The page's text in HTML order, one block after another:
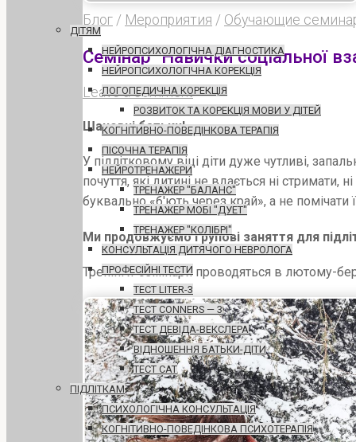
ДІТЯМ
НЕЙРОПСИХОЛОГІЧНА ДІАГНОСТИКА
НЕЙРОПСИХОЛОГІЧНА КОРЕКЦІЯ
ЛОГОПЕДИЧНА КОРЕКЦІЯ
РОЗВИТОК ТА КОРЕКЦІЯ МОВИ У ДІТЕЙ
КОГНІТИВНО-ПОВЕДІНКОВА ТЕРАПІЯ
ПІСОЧНА ТЕРАПІЯ
НЕЙРОТРЕНАЖЕРИ
ТРЕНАЖЕР "БАЛАНС"
ТРЕНАЖЕР МОБІ "ДУЕТ"
ТРЕНАЖЕР "КОЛІБРІ"
КОНСУЛЬТАЦІЯ ДИТЯЧОГО НЕВРОЛОГА
ПРОФЕСІЙНІ ТЕСТИ
ТЕСТ LITER-3
ТЕСТ CONNERS — 3
ТЕСТ ДЕВІДА-ВЕКСЛЕРА
ВІДНОШЕННЯ БАТЬКИ-ДІТИ
ТЕСТ САТ
ПІДЛІТКАМ
ПСИХОЛОГІЧНА КОНСУЛЬТАЦІЯ
КОГНІТИВНО-ПОВЕДІНКОВА ПСИХОТЕРАПІЯ
Блог / Мероприятия / Обучающие
Семінар "Навички соціальної
Leave a comment
Шановні батьки!
У підлітковому віці діти дуже чутливі,
почуття, які дитині не вдається ні
буквально «б'ють через край», а не
Ми продовжуємо групові заняття для
Тренінги-семінари проводяться в лютому-